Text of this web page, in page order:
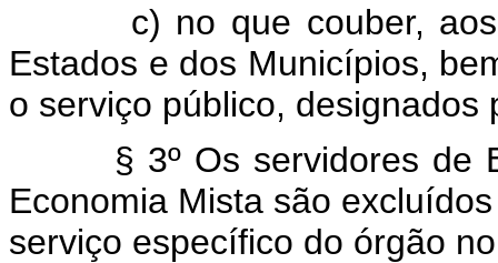
c) no que couber,
Estados e dos Municípios,
o serviço público,
§ 3º Os servidores de
Economia Mista são
serviço específico do órgão